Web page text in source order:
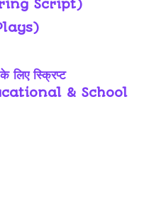
Script)
लिए स्क्रिप्ट
& School